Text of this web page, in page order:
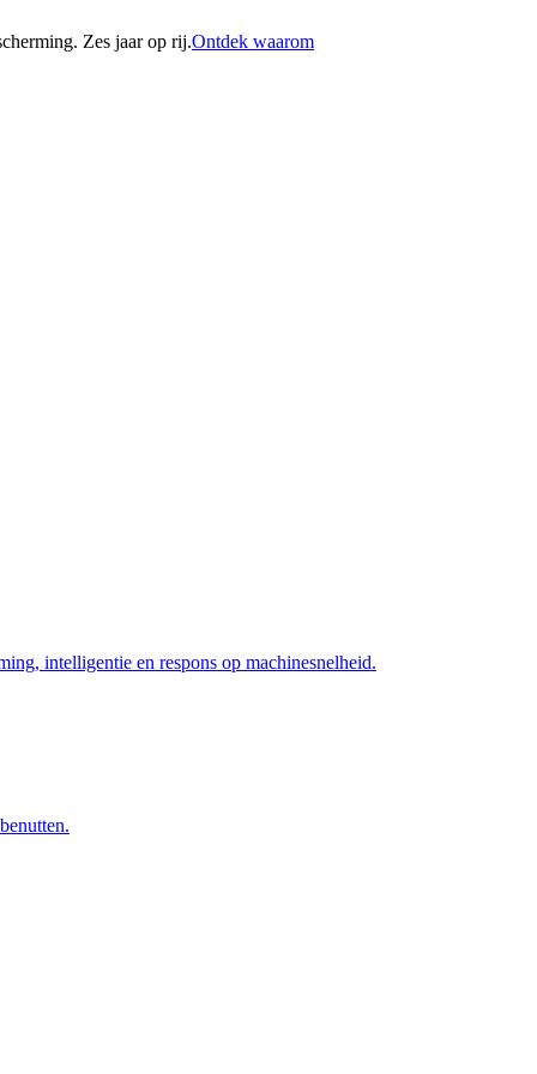
Zes jaar op rij.Ontdek waarom
intelligentie en respons op machinesnelheid.